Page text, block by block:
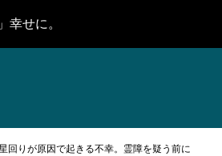
幸せに。
回りが原因で起きる不幸。霊障を疑う前に